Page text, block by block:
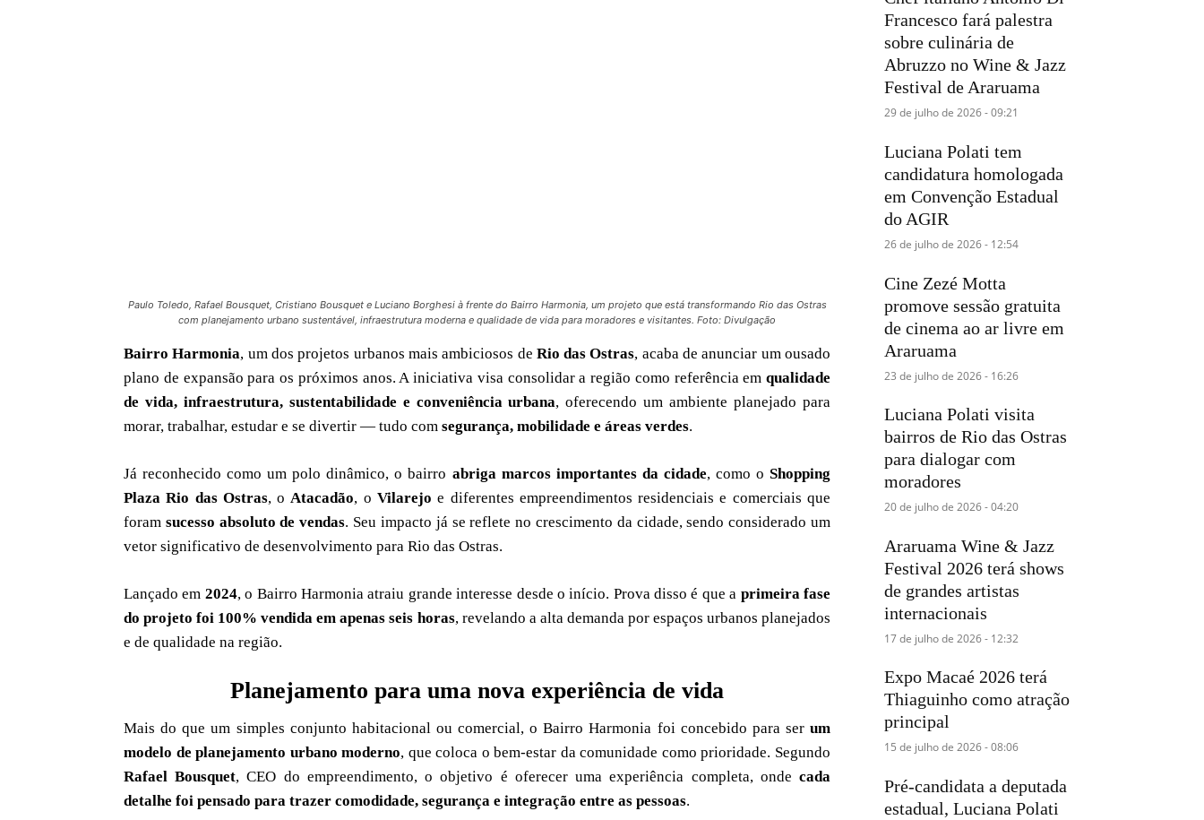
Paulo Toledo, Rafael Bousquet, Cristiano Bousquet e Luciano Borghesi à frente do Bairro Harmonia, um projeto que está transformando Rio das Ostras
com planejamento urbano sustentável, infraestrutura moderna e qualidade de vida para moradores e visitantes. Foto: Divulgação
Bairro Harmonia, um dos projetos urbanos mais ambiciosos de Rio das Ostras, acaba de anunciar um ousado
plano de expansão para os próximos anos. A iniciativa visa consolidar a região como referência em qualidade
de vida, infraestrutura, sustentabilidade e conveniência urbana, oferecendo um ambiente planejado para
morar, trabalhar, estudar e se divertir — tudo com segurança, mobilidade e áreas verdes.
Já reconhecido como um polo dinâmico, o bairro abriga marcos importantes da cidade, como oShopping
Plaza Rio das Ostras, oAtacadão, oVilarejo e diferentes empreendimentos residenciais e comerciais que
foram sucesso absoluto de vendas. Seu impacto já se reflete no crescimento da cidade, sendo considerado um
vetor significativo de desenvolvimento para Rio das Ostras.
Lançado em 2024, o Bairro Harmonia atraiu grande interesse desde o início. Prova disso é que a primeira fase
do projeto foi 100% vendida em apenas seis horas, revelando a alta demanda por espaços urbanos planejados
e de qualidade na região.
Planejamento para uma nova experiência de vida
Mais do que um simples conjunto habitacional ou comercial, o Bairro Harmonia foi concebido para ser um
modelo de planejamento urbano moderno, que coloca o bem-estar da comunidade como prioridade. Segundo
Rafael Bousquet, CEO do empreendimento, o objetivo é oferecer uma experiência completa, ondecada
detalhe foi pensado para trazer comodidade, segurança e integração entre as pessoas.
Francesco fará palestra
sobre culinária de
Abruzzo no Wine & Jazz
Festival de Araruama
29 de julho de 2026 - 09:21
Luciana Polati tem
candidatura homologada
em Convenção Estadual
do AGIR
26 de julho de 2026 - 12:54
Cine Zezé Motta
promove sessão gratuita
de cinema ao ar livre em
Araruama
23 de julho de 2026 - 16:26
Luciana Polati visita
bairros de Rio das Ostras
para dialogar com
moradores
20 de julho de 2026 - 04:20
Araruama Wine & Jazz
Festival 2026 terá shows
de grandes artistas
internacionais
17 de julho de 2026 - 12:32
Expo Macaé 2026 terá
Thiaguinho como atração
principal
15 de julho de 2026 - 08:06
Pré-candidata a deputada
estadual, Luciana Polati